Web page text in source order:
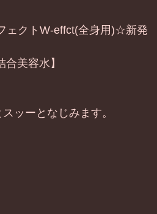
ェクトW-effct(全身用)☆新発
美容水】
ッーとなじみます。